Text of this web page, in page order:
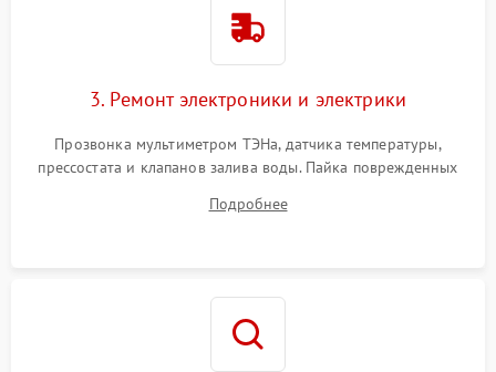
3. Ремонт электроники и электрики
Прозвонка мультиметром ТЭНа, датчика температуры,
прессостата и клапанов залива воды. Пайка поврежденных
Восстановление целостности проводки и контактов.
Подробнее